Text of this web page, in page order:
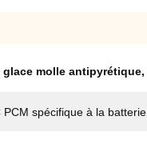
glace molle antipyrétique,
PCM spécifique à la batterie